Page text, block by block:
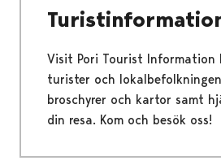
Visit Pori Tourist Information
turister och
broschyrer och kartor samt
din resa. Kom och besök oss!